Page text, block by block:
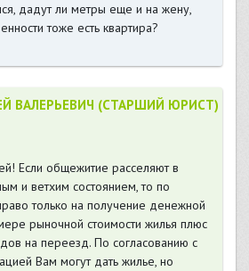
дадут ли метры еще и на жену,
тоже есть квартира?
ВАЛЕРЬЕВИЧ (СТАРШИЙ ЮРИСТ)
Если общежитие расселяют в
и ветхим состоянием, то по
только на получение денежной
рыночной стоимости жилья плюс
на переезд. По согласованию с
Вам могут дать жилье, но